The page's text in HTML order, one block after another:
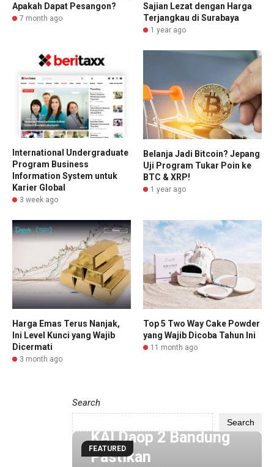
Apakah Dapat Pesangon?
7 month ago
Sajian Lezat dengan Harga
Terjangkau di Surabaya
1 year ago
International Undergraduate
Program Business
Information System untuk
Karier Global
3 week ago
Belanja Jadi Bitcoin? Jepang
Uji Program Tukar Poin ke
BTC & XRP!
1 year ago
Harga Emas Terus Nanjak,
Ini Level Kunci yang Wajib
Dicermati
3 month ago
Top 5 Two Way Cake Powder
yang Wajib Dicoba Tahun Ini
11 month ago
Search
Search
FEATURED
KAI Daop 2 Bandung
Pastikan